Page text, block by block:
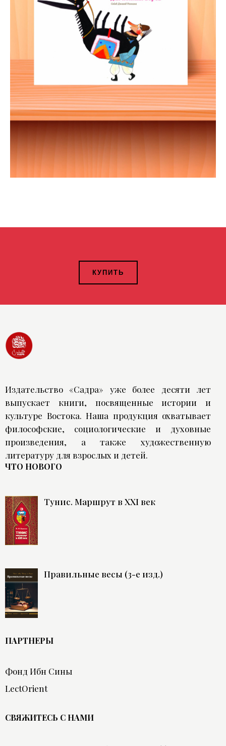
КУПИТЬ
Издательство «Садра» уже более десяти лет
выпускает книги, посвященные истории и
культуре Востока. Наша продукция охватывает
философские, социологические и духовные
произведения, а также художественную
литературу для взрослых и детей.
ЧТО НОВОГО
Тунис. Маршрут в XXI век
Правильные весы (3-е изд.)
ПАРТНЕРЫ
Фонд Ибн Сины
LectOrient
СВЯЖИТЕСЬ С НАМИ